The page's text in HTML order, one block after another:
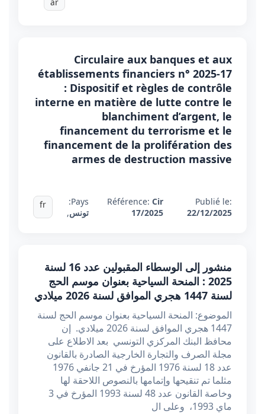
Circulaire aux banques et aux
établissements financiers n° 2025-17
: Dispositif et règles de contrôle
interne en matière de lutte contre le
blanchiment d’argent, le
financement du terrorisme et le
financement de la prolifération des
armes de destruction massive
Publié le:
22/12/2025
Référence: Cir
17/2025
Pays:
تونس,
fr
منشور إلى الوسطاء المقبولين عدد 16 لسنة
2025 : المنحة السياحية بعنوان موسم الحج
لسنة 1447 هجري الموافق لسنة 2026 ميلادي
الموضوع: المنحة السياحية بعنوان موسم الحج لسنة
1447 هجري الموافق لسنة 2026 ميلادي. إن
محافظ البنك المركزي التونسي بعد الاطلاع على
مجلة الصرف والتجارة الخارجية الصادرة بالقانون
عدد 18 لسنة 1976 المؤرخ في 21 جانفي 1976
مثلما تم تنقيحها وإتمامها بالنصوص اللاحقة لها
وخاصة القانون عدد 48 لسنة 1993 المؤرخ في 3
ماي 1993، وعلى ال